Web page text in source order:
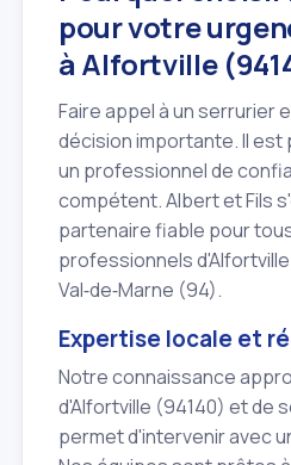
pour votre
à Alfortville
Faire appel à un serrurier
décision importante. Il est
un professionnel de
compétent. Albert et Fils
partenaire fiable pour
professionnels
Val‑de‑Marne (94).
Expertise locale et
Notre connaissance
d'Alfortville (94140) et de
permet d'intervenir avec